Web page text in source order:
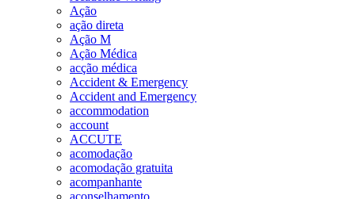
Ação
ação direta
Ação M
Ação Médica
acção médica
Accident & Emergency
Accident and Emergency
accommodation
account
ACCUTE
acomodação
acomodação gratuita
acompanhante
aconselhamento